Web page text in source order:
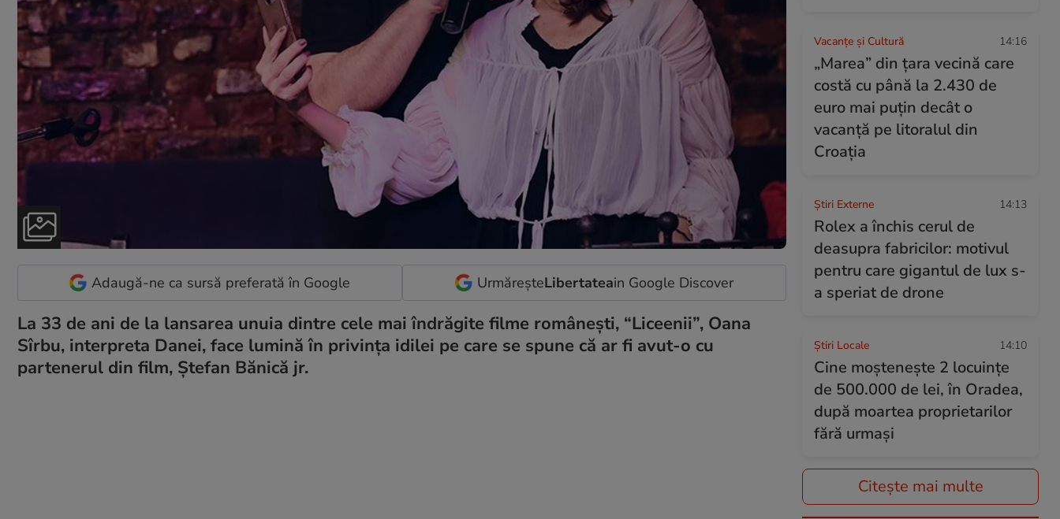
Adaugă-ne ca sursă preferată în Google UrmăreșteLibertateain Google Discover
La 33 de ani de la lansarea unuia dintre cele mai îndrăgite filme românești, “Liceenii”, Oana
Sîrbu, interpreta Danei, face lumină în privința idilei pe care se spune că ar fi avut-o cu
partenerul din film, Ștefan Bănică jr.
Vacanțe și Cultură 14:16
„Marea” din țara vecină care
costă cu până la 2.430 de
euro mai puțin decât o
vacanță pe litoralul din
Croația
Știri Externe 14:13
Rolex a închis cerul de
deasupra fabricilor: motivul
pentru care gigantul de lux s-
a speriat de drone
Știri Locale 14:10
Cine moștenește 2 locuințe
de 500.000 de lei, în Oradea,
după moartea proprietarilor
fără urmași
Citește mai multe